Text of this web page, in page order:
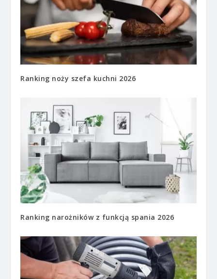
Ranking noży szefa kuchni 2026
Ranking narożników z funkcją spania 2026